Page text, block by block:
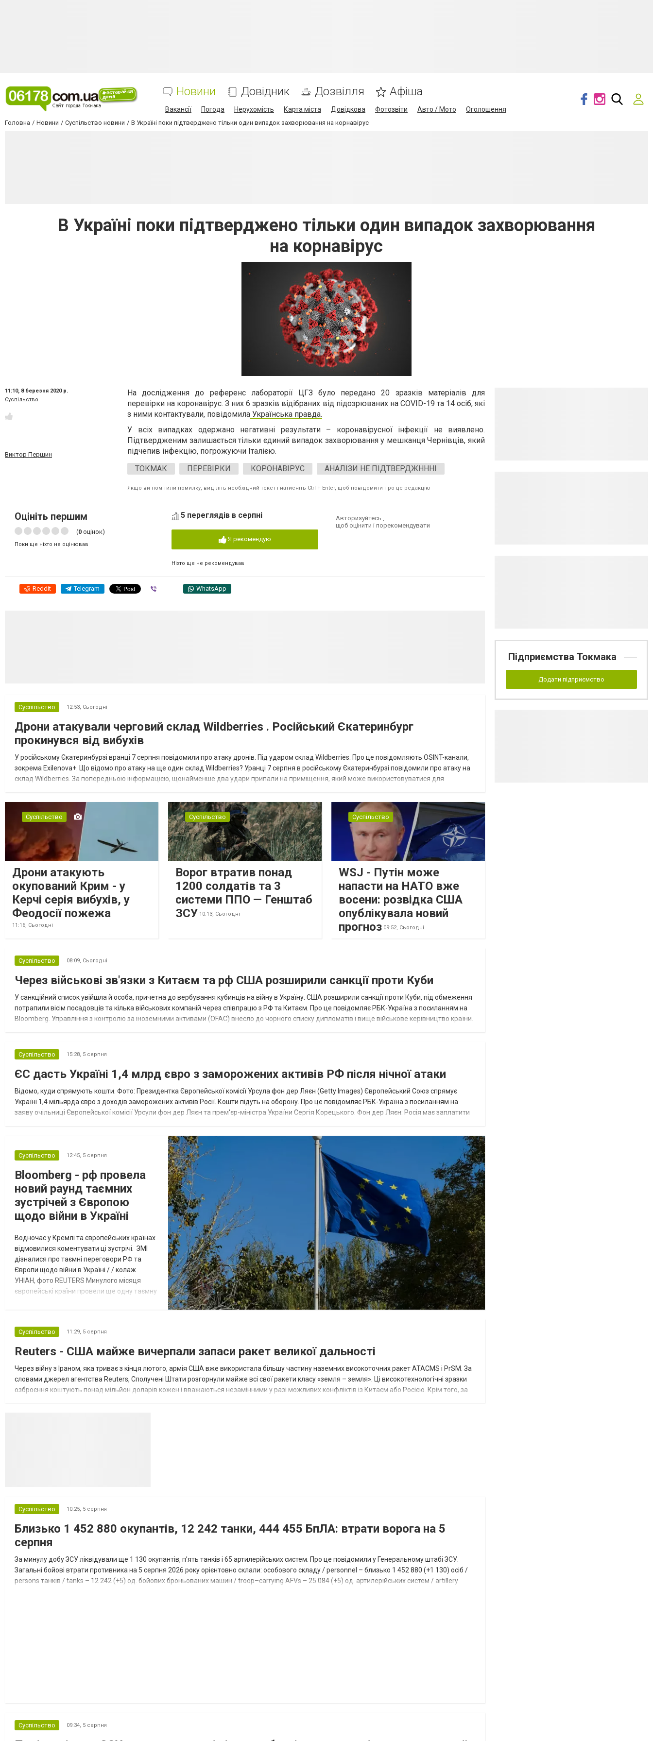
Новини Довідник Дозвілля Афіша
Вакансії Погода Нерухомість Карта міста Довідкова Фотозвіти Авто / Мото Оголошення
Головна Новини Суспільство новини В Україні поки підтверджено тільки один випадок захворювання на корнавірус
В Україні поки підтверджено тільки один випадок захворювання
на корнавірус
11:10, 8 березня 2020 р.
Суспільство
Виктор Першин
На дослідження до референс лабораторії ЦГЗ було передано 20 зразків матеріалів для
перевірки на коронавірус. З них 6 зразків відібраних від підозрюваних на COVID-19 та 14 осіб, які
з ними контактували, повідомила Українська правда.
У всіх випадках одержано негативні результати – коронавірусної інфекції не виявлено.
Підтвердженим залишається тільки єдиний випадок захворювання у мешканця Чернівців, який
підчепив інфекцію, погрожуючи Італією.
ТОКМАК
ПЕРЕВІРКИ КОРОНАВІРУС АНАЛІЗИ НЕ ПІДТВЕРДЖНННІ
Якщо ви помітили помилку, виділіть необхідний текст і натисніть Ctrl + Enter, щоб повідомити про це редакцію
Оцініть першим
(0 оцінок)
Поки ще ніхто не оцінював
5 переглядів в серпні
Я рекомендую
Ніхто ще не рекомендував
Авторизуйтесь,
щоб оцінити і порекомендувати
Reddit Telegram WhatsApp
Суспільство 12:53, Сьогодні
Дрони атакували черговий склад Wildberries . Російський Єкатеринбург
прокинувся від вибухів
У російському Єкатеринбурзі вранці 7 серпня повідомили про атаку дронів. Під ударом склад Wildberries. Про це повідомляють OSINT-канали,
зокрема Exilenova+. Що відомо про атаку на ще один склад Wildberries? Уранці 7 серпня в російському Єкатеринбурзі повідомили про атаку на
склад Wildberries. За попередньою інформацією, щонайменше два удари припали на приміщення, який може використовуватися для
Суспільство
Дрони атакують
окупований Крим - у
Керчі серія вибухів, у
Феодосії пожежа
11:16, Сьогодні
Суспільство
Ворог втратив понад
1200 солдатів та 3
системи ППО — Генштаб
ЗСУ 10:13, Сьогодні
Суспільство
WSJ - Путін може
напасти на НАТО вже
восени: розвідка США
опублікувала новий
прогноз 09:52, Сьогодні
Суспільство 08:09, Сьогодні
Через військові зв'язки з Китаєм та рф США розширили санкції проти Куби
У санкційний список увійшла й особа, причетна до вербування кубинців на війну в Україну. США розширили санкції проти Куби, під обмеження
потрапили вісім посадовців та кілька військових компаній через співпрацю з РФ та Китаєм. Про це повідомляє РБК-Україна з посиланням на
Bloomberg. Управління з контролю за іноземними активами (OFAC) внесло до чорного списку дипломатів і вище військове керівництво країни.
Суспільство 15:28, 5 серпня
ЄС дасть Україні 1,4 млрд євро з заморожених активів РФ після нічної атаки
Відомо, куди спрямують кошти. Фото: Президентка Європейської комісії Урсула фон дер Ляєн (Getty Images) Європейський Союз спрямує
Україні 1,4 мільярда євро з доходів заморожених активів Росії. Кошти підуть на оборону. Про це повідомляє РБК-Україна з посиланням на
заяву очільниці Європейської комісії Урсули фон дер Ляєн та прем'єр-міністра України Сергія Корецького. Фон дер Ляєн: Росія має заплатити
Суспільство 12:45, 5 серпня
Bloomberg - рф провела
новий раунд таємних
зустрічей з Європою
щодо війни в Україні
Водночас у Кремлі та європейських країнах
відмовилися коментувати ці зустрічі. ЗМІ
дізналися про таємні переговори РФ та
Європи щодо війни в Україні / / колаж
УНІАН, фото REUTERS Минулого місяця
європейські країни провели ще одну таємну
зі сторони Європи до цих переговорів
долучилися колишні високопосадовці
Великої Британії, Франції, Німеччини та Р...
Суспільство 11:29, 5 серпня
Reuters - США майже вичерпали запаси ракет великої дальності
Через війну з Іраном, яка триває з кінця лютого, армія США вже використала більшу частину наземних високоточних ракет ATACMS і PrSM. За
словами джерел агентства Reuters, Сполучені Штати розгорнули майже всі свої ракети класу «земля – земля». Ці високотехнологічні зразки
озброєння коштують понад мільйон доларів кожен і вважаються незамінними у разі можливих конфліктів із Китаєм або Росією. Крім того, за
Суспільство 10:25, 5 серпня
Близько 1 452 880 окупантів, 12 242 танки, 444 455 БпЛА: втрати ворога на 5
серпня
За минулу добу ЗСУ ліквідували ще 1 130 окупантів, пʼять танків і 65 артилерійських систем. Про це повідомили у Генеральному штабі ЗСУ.
Загальні бойові втрати противника на 5 серпня 2026 року орієнтовно склали: особового складу / personnel – близько 1 452 880 (+1 130) осіб /
persons танків / tanks – 12 242 (+5) од. бойових броньованих машин / troop–carrying AFVs – 25 084 (+5) од. артилерійських систем / artillery
Суспільство 09:34, 5 серпня
Підприємства Токмака
Додати підприємство